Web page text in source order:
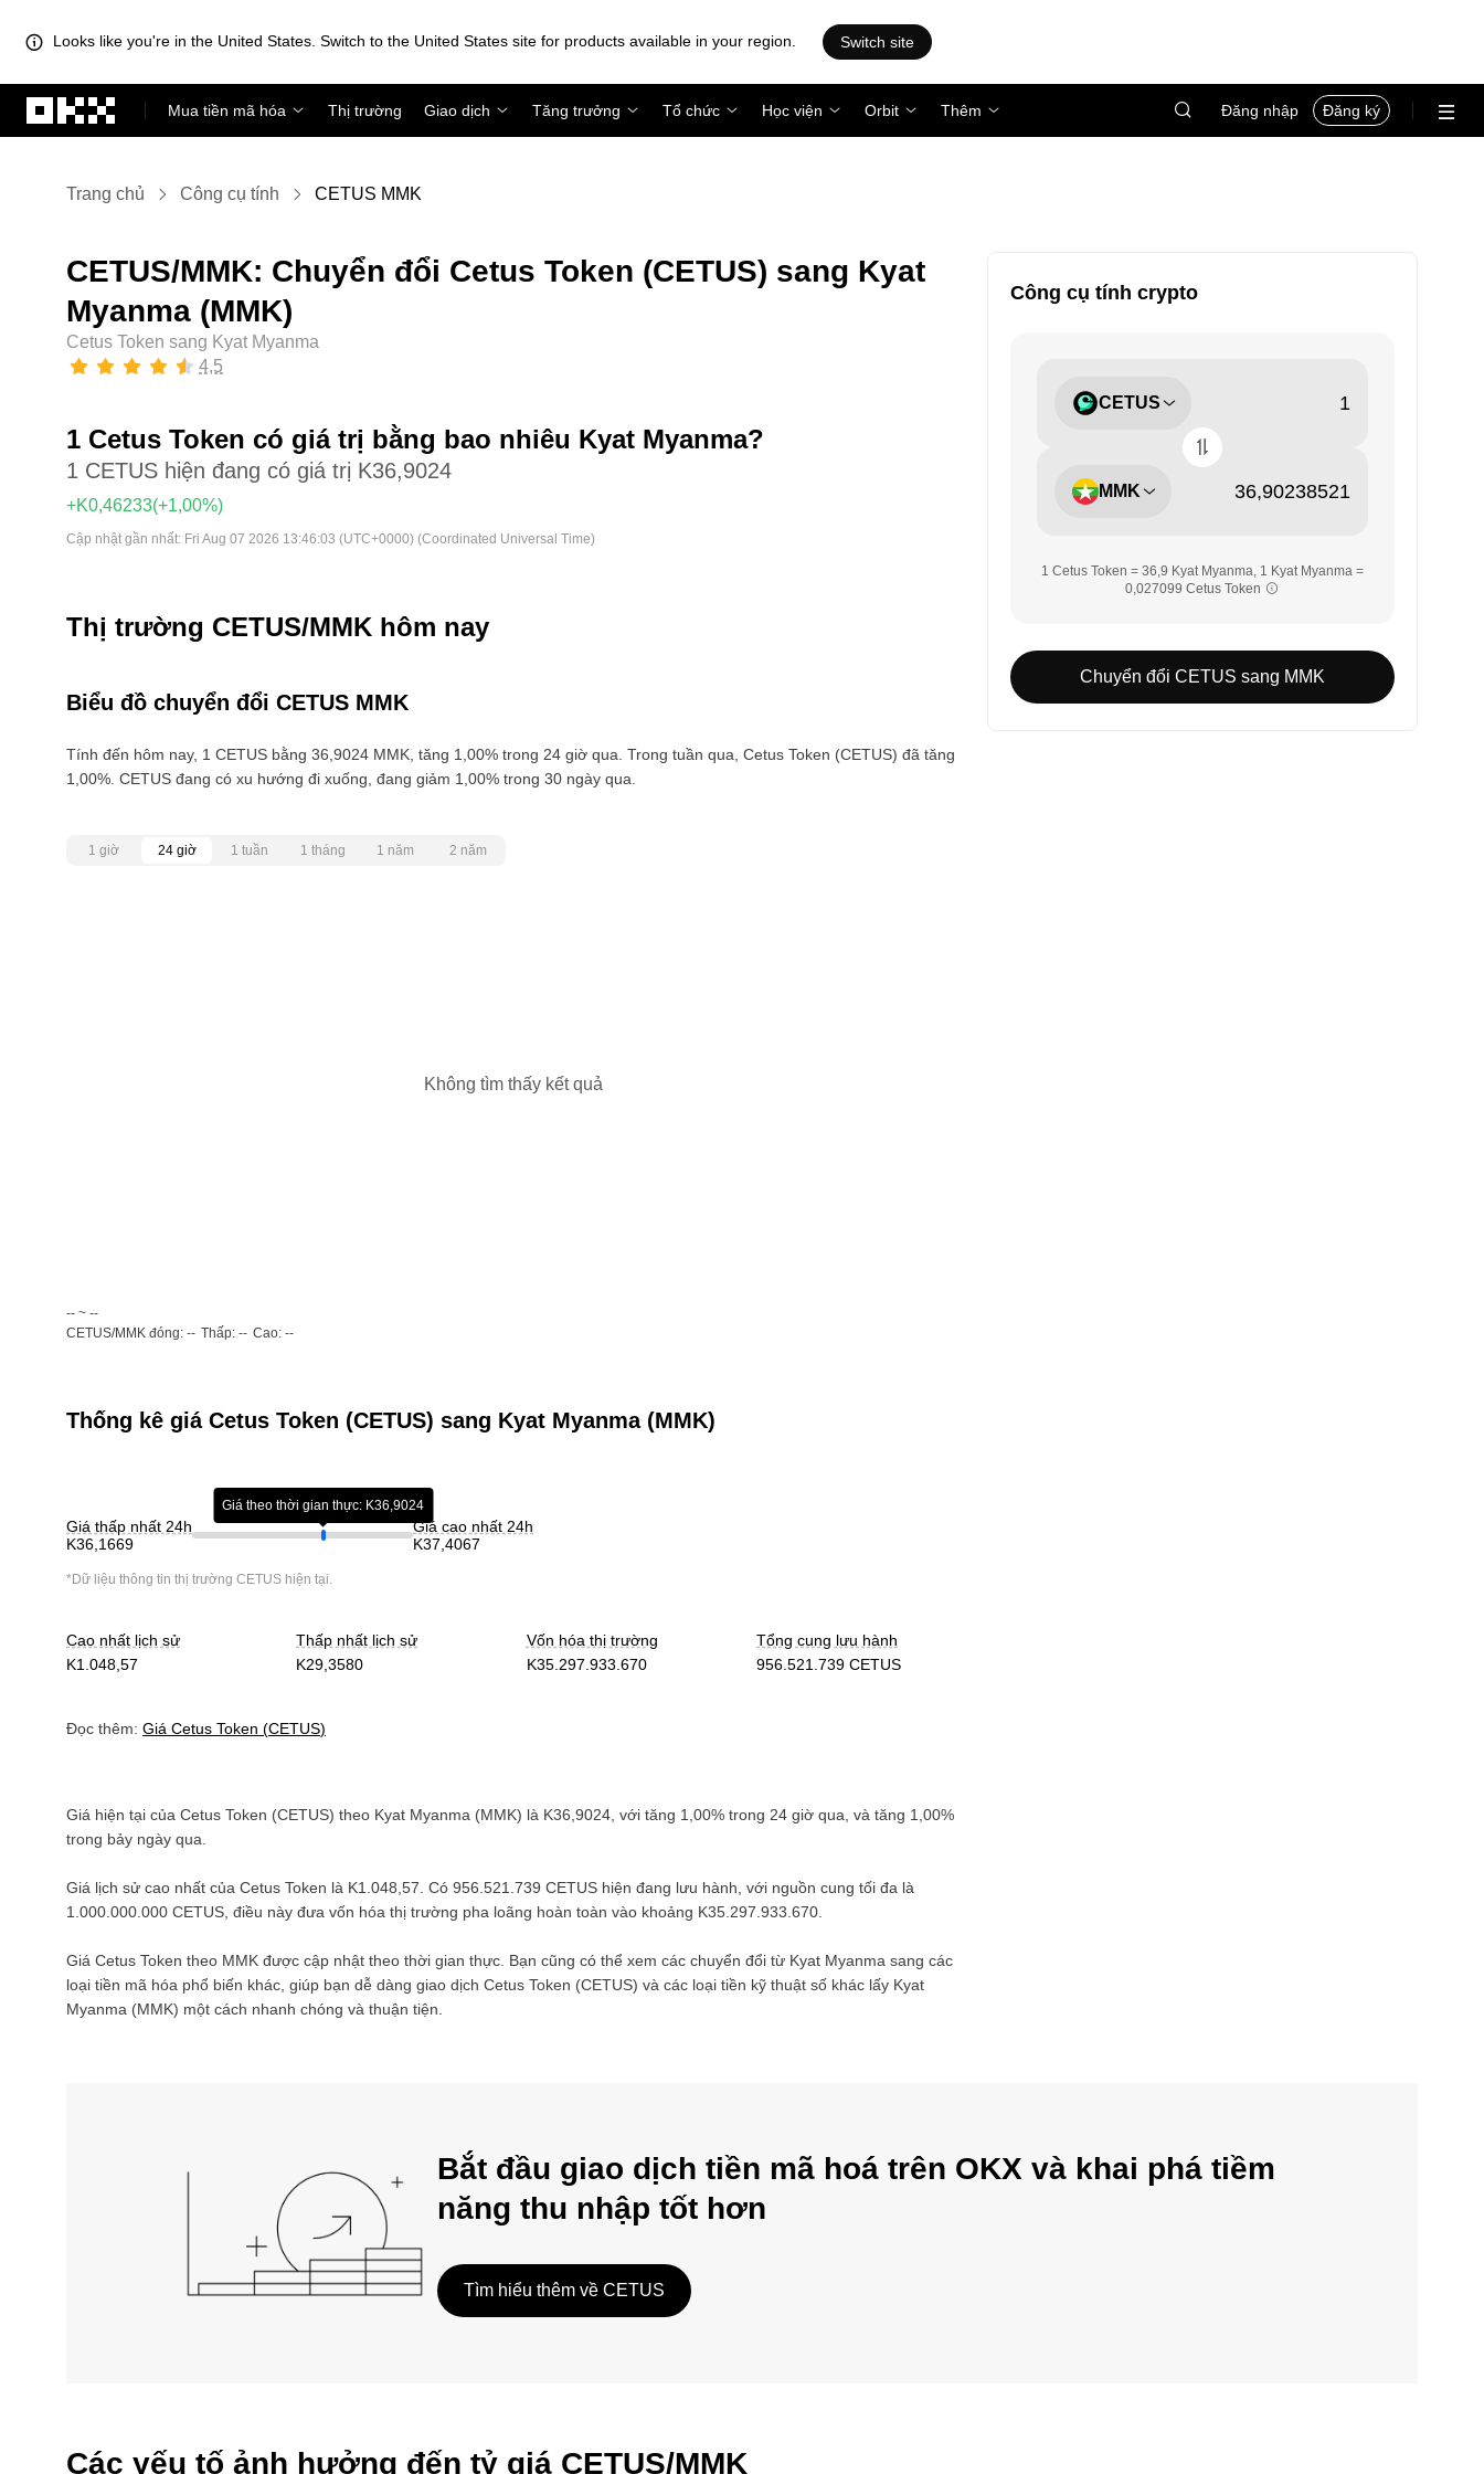
Looks like you're in the United States. Switch to the United States site for products available in your region. Switch site
Mua tiền mã hóa
Thị trường Giao dịch Tăng trưởng Tổ chức Học viện Orbit Thêm Đăng nhập Đăng ký
Trang chủ Công cụ tính CETUS MMK
CETUS/MMK: Chuyển đổi Cetus Token (CETUS) sang Kyat
Myanma (MMK)
Cetus Token sang Kyat Myanma
4,5
1 Cetus Token có giá trị bằng bao nhiêu Kyat Myanma?
1 CETUS hiện đang có giá trị K36,9024
+K0,46233(+1,00%)
Cập nhật gần nhất: Fri Aug 07 2026 13:46:03 (UTC+0000) (Coordinated Universal Time)
Thị trường CETUS/MMK hôm nay
Biểu đồ chuyển đổi CETUS MMK
Tính đến hôm nay, 1 CETUS bằng 36,9024 MMK, tăng 1,00% trong 24 giờ qua. Trong tuần qua, Cetus Token (CETUS) đã tăng
1,00%. CETUS đang có xu hướng đi xuống, đang giảm 1,00% trong 30 ngày qua.
1 giờ 24 giờ 1 tuần 1 tháng 1 năm 2 năm
Không tìm thấy kết quả
-- ~ --
CETUS/MMK đóng: -- Thấp: -- Cao: --
Thống kê giá Cetus Token (CETUS) sang Kyat Myanma (MMK)
Giá thấp nhất 24h
K36,1669
Giá theo thời gian thực: K36,9024
Giá cao nhất 24h
K37,4067
*Dữ liệu thông tin thị trường CETUS hiện tại.
Cao nhất lịch sử
K1.048,57
Thấp nhất lịch sử
K29,3580
Vốn hóa thị trường
K35.297.933.670
Tổng cung lưu hành
956.521.739 CETUS
Đọc thêm: Giá Cetus Token (CETUS)
Giá hiện tại của Cetus Token (CETUS) theo Kyat Myanma (MMK) là K36,9024 , với tăng 1,00% trong 24 giờ qua, và tăng 1,00%
trong bảy ngày qua.
Giá lịch sử cao nhất của Cetus Token là K1.048,57 . Có 956.521.739 CETUS hiện đang lưu hành, với nguồn cung tối đa là
1.000.000.000 CETUS , điều này đưa vốn hóa thị trường pha loãng hoàn toàn vào khoảng K35.297.933.670
Giá Cetus Token theo MMK được cập nhật theo thời gian thực. Bạn cũng có thể xem các chuyển đổi từ Kyat Myanma sang các
loại tiền mã hóa phổ biến khác, giúp bạn dễ dàng giao dịch Cetus Token (CETUS) và các loại tiền kỹ thuật số khác lấy Kyat
Myanma (MMK) một cách nhanh chóng và thuận tiện.
Công cụ tính crypto
CETUS
MMK
1 Cetus Token = 36,9 Kyat Myanma, 1 Kyat Myanma =
0,027099 Cetus Token
Chuyển đổi CETUS sang MMK
Bắt đầu giao dịch tiền mã hoá trên OKX và khai phá tiềm
năng thu nhập tốt hơn
Tìm hiểu thêm về CETUS
Các yếu tố ảnh hưởng đến tỷ giá CETUS/MMK